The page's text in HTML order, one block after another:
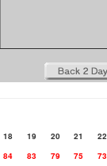
18 19 20 21 22
84 83 79 75 73